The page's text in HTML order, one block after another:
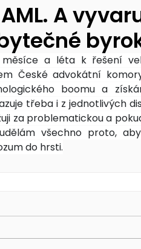
A
a léta k řešení
České advokátní
boomu a
třeba i z jednotlivých
za problematickou a
všechno proto,
do hrsti.